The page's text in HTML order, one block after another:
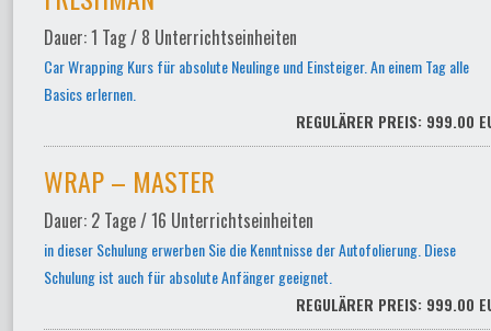
Dauer: 1 Tag / 8 Unterrichtseinheiten
Car Wrapping Kurs für absolute Neulinge und Einsteiger. An einem Tag alle
Basics erlernen.
REGULÄRER PREIS: 999.00
WRAP – MASTER
Dauer: 2 Tage / 16 Unterrichtseinheiten
in dieser Schulung erwerben Sie die Kenntnisse der Autofolierung. Diese
Schulung ist auch für absolute Anfänger geeignet.
REGULÄRER PREIS: 999.00